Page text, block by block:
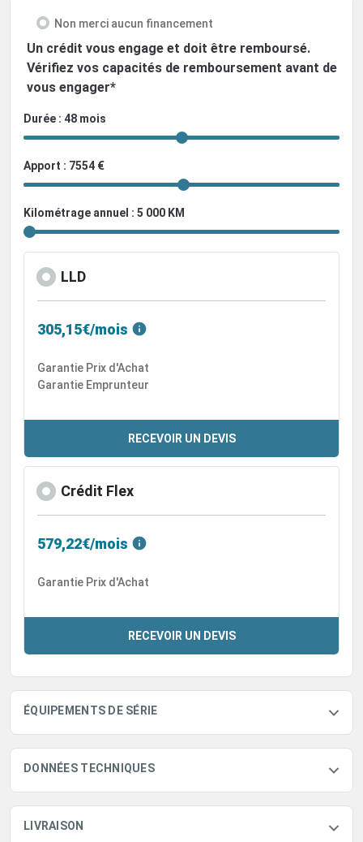
Non merci aucun financement
Un crédit vous engage et doit être remboursé.
Vérifiez vos capacités de remboursement avant de
vous engager*
Durée : 48 mois
Apport : 7554 €
Kilométrage annuel : 5 000 KM
LLD
305,15€/mois
Garantie Prix d'Achat
Garantie Emprunteur
RECEVOIR UN DEVIS
Crédit Flex
579,22€/mois
Garantie Prix d'Achat
RECEVOIR UN DEVIS
ÉQUIPEMENTS DE SÉRIE
DONNÉES TECHNIQUES
LIVRAISON